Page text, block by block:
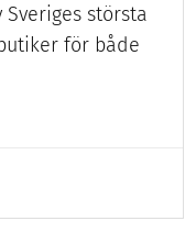
största
för både